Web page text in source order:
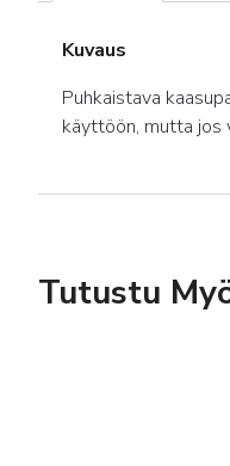
Kuvaus
Puhkaistava
käyttöön, mutta
Tutustu